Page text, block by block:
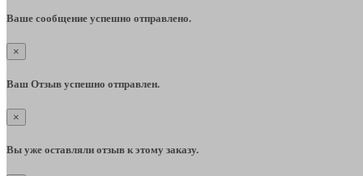
Ваше сообщение успешно отправлено.
×
Ваш Отзыв успешно отправлен.
×
Вы уже оставляли отзыв к этому заказу.